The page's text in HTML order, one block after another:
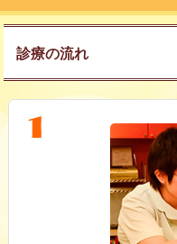
診療の流れ